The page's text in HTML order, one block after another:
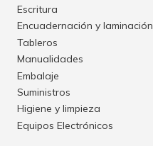
Escritura
Encuadernación y laminación
Tableros
Manualidades
Embalaje
Suministros
Higiene y limpieza
Equipos Electrónicos